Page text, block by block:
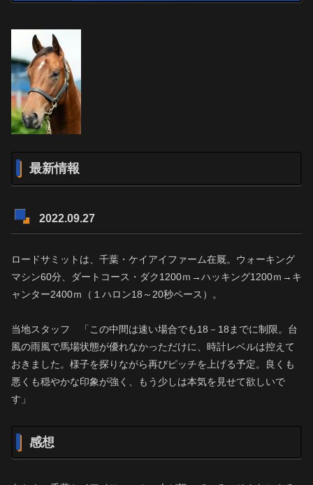
最新情報
2022.09.27
ロードサミットは、千葉・ケイアイファーム在厩。ウォーキング
マシン60分、ダートコース・ダク1200ｍ→ハッキング1200ｍ→キ
ャンター2400ｍ（１ハロン18～20秒ペース）。
当地スタッフ 「この中間は速い場合でも18－18までに制限。台
風の雨風で馬場状態が優れなかっただけに、時計レベルは控えて
おきました。様子を探りながら再びピッチを上げる予定。良くも
悪くも穏やかな印象が強く、もう少しは本気を見せて欲しいで
す」
感想